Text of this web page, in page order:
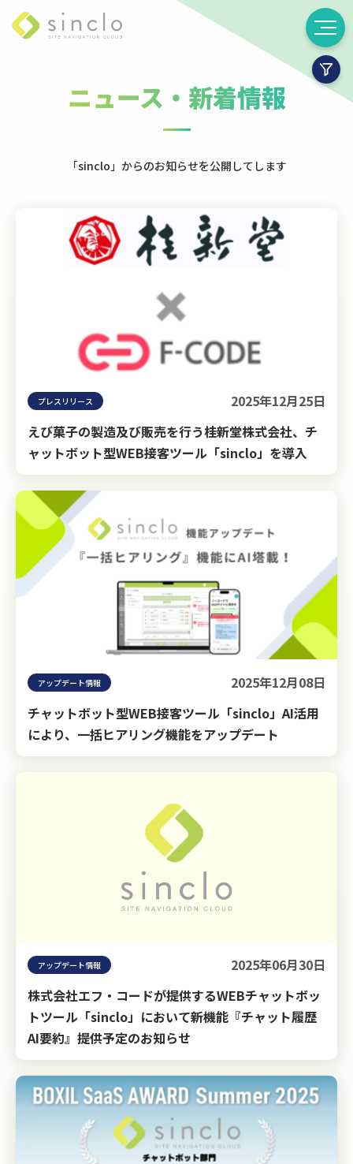
ニュース・新着情報
「sinclo」 からのお知らせを公開してします
プレスリリース
2025年12月25日
えび菓子の製造及び販売を行う桂新堂株式会社、チ
ャットボット型WEB接客ツール「sinclo」を導入
アップデート情報
2025年12月08日
チャットボット型WEB接客ツール「sinclo」AI活用
により、一括ヒアリング機能をアップデート
アップデート情報
2025年06月30日
株式会社エフ・コードが提供するWEBチャットボッ
トツール「sinclo」において新機能『チャット履歴
AI要約』提供予定のお知らせ